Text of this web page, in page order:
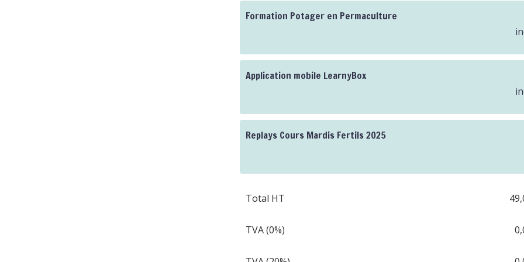
Formation Potager en Permaculture
Application mobile LearnyBox
Replays Cours Mardis Fertils 2025
Total HT
TVA (0%)